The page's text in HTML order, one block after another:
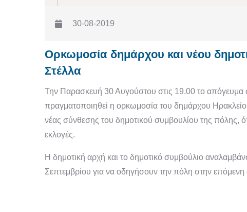
30-08-2019
Ορκωμοσία δημάρχου και νέου
Στέλλα
Την Παρασκευή 30 Αυγούστου στις 19.00 το απόγευμα
πραγματοποιηθεί η ορκωμοσία του δημάρχου
νέας σύνθεσης του δημοτικού συμβουλίου της πόλης,
εκλογές.
Η δημοτική αρχή και το δημοτικό συμβούλιο
Σεπτεμβρίου για να οδηγήσουν την πόλη στην